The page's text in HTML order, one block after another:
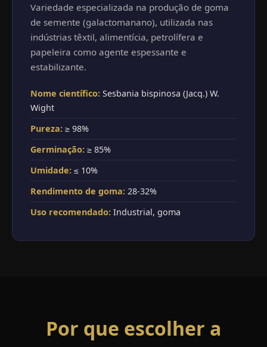
Variedade especializada na produção de goma
de semente (galactomanano), utilizada nas
indústrias têxtil, alimentícia, petrolífera e
papeleira como agente espessante e
estabilizante.
Nome científico: Sesbania bispinosa (Jacq.) W.
Wight
Pureza: ≥ 98%
Germinação: ≥ 85%
Umidade: ≤ 10%
Rendimento de goma: 28-32%
Uso recomendado: Industrial, goma
Por que escolher a